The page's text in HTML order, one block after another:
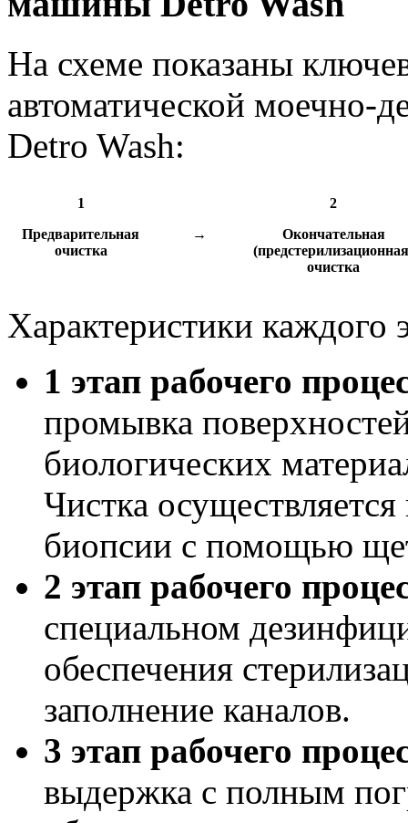
На схеме показаны
автоматической
Detro Wash:
1
Предварительная
очистка
→
2
Окончательная
очистка
Характеристики каждого
1 этап рабочего
промывка
биологических
Чистка
биопсии с помощью
2 этап рабочего
специальном
обеспечения
заполнение каналов.
3 этап рабочего
выдержка с полным